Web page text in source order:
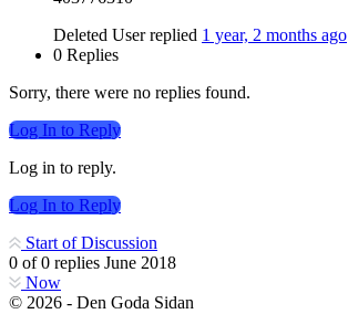
Deleted User replied 1 year, 2 months ago
0 Replies
Sorry, there were no replies found.
Log In to Reply
Log in to reply.
Log In to Reply
Start of Discussion
0 of0 replies June 2018
Now
© 2026 - Den Goda Sidan